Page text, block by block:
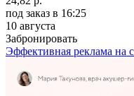
под заказ в 16:25
10 августа
Забронировать
Эффективная реклама на